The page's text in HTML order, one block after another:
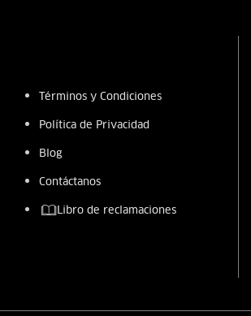
Términos y Condiciones
Política de Privacidad
Blog
Contáctanos
Libro de reclamaciones